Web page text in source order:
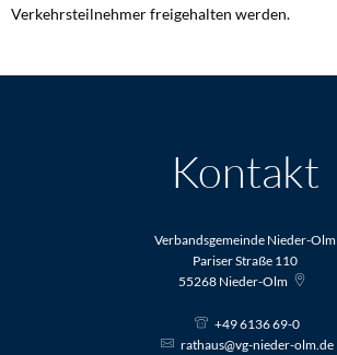
Verkehrsteilnehmer freigehalten werden.
Kontakt
Verbandsgemeinde Nieder-Olm
Pariser Straße 110
55268 Nieder-Olm
+49 6136 69-0
rathaus@vg-nieder-olm.de